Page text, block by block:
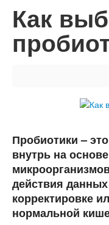
Как
Пробиотики –
внутрь на
действия
корректировке
нормальной